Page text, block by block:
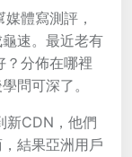
體寫測評，
速。最近老有
？分佈在哪裡
問可深了。
新CDN，他們
結果亞洲用戶